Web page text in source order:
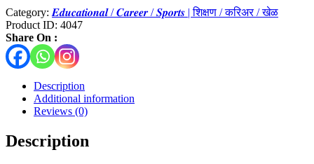
Category: 𝑬𝒅𝒖𝒄𝒂𝒕𝒊𝒐𝒏𝒂𝒍 / 𝑪𝒂𝒓𝒆𝒆𝒓 / 𝑺𝒑𝒐𝒓𝒕𝒔 | शिक्षण / करिअर / खेळ
Product ID: 4047
Share On :
Description
Additional information
Reviews (0)
Description